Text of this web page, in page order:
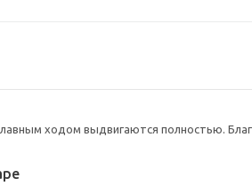
ходом выдвигаются полностью.